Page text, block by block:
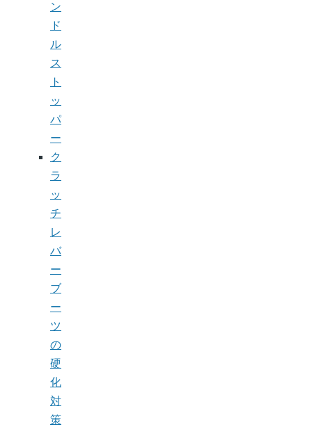
ン
ド
ル
ス
ト
ッ
パ
ー
ク
ラ
ッ
チ
レ
バ
ー
ブ
ー
ツ
の
硬
化
対
策